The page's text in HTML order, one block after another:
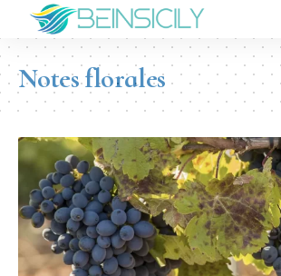
Notes florales